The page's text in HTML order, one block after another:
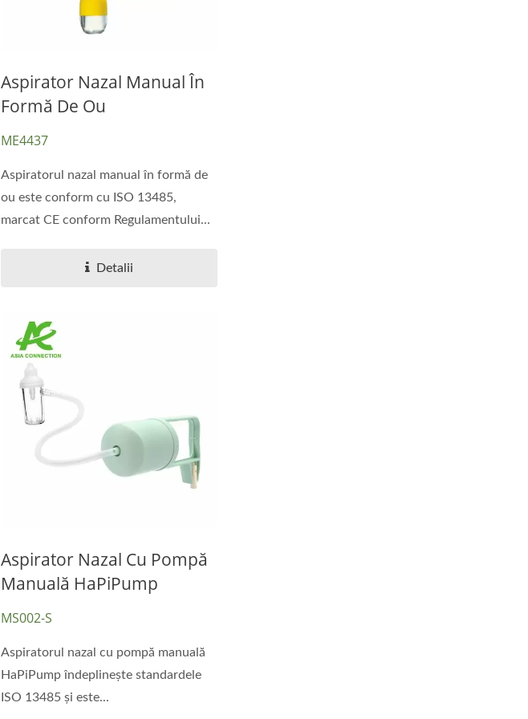
Aspirator Nazal Manual În
Formă De Ou
ME4437
Aspiratorul nazal manual în formă de
ou este conform cu ISO 13485,
marcat CE conform Regulamentului...
Detalii
Aspirator Nazal Cu Pompă
Manuală HaPiPump
MS002-S
Aspiratorul nazal cu pompă manuală
HaPiPump îndeplinește standardele
ISO 13485 și este...